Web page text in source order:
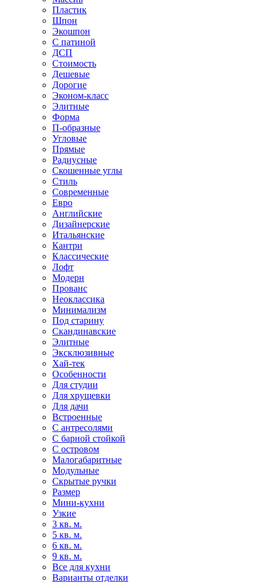
Пластик
Шпон
Экошпон
С патиной
ДСП
Стоимость
Дешевые
Дорогие
Эконом-класс
Элитные
Форма
П-образные
Угловые
Прямые
Радиусные
Скошенные углы
Стиль
Современные
Евро
Английские
Дизайнерские
Итальянские
Кантри
Классические
Лофт
Модерн
Прованс
Неоклассика
Минимализм
Под старину
Скандинавские
Элитные
Эксклюзивные
Хай-тек
Особенности
Для студии
Для хрущевки
Для дачи
Встроенные
С антресолями
С барной стойкой
С островом
Малогабаритные
Модульные
Скрытые ручки
Размер
Мини-кухни
Узкие
3 кв. м.
5 кв. м.
6 кв. м.
9 кв. м.
Все для кухни
Варианты отделки